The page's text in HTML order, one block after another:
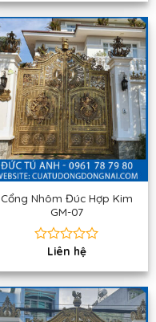
hạng
0
5
sao
Cổng Nhôm Đúc Hợp Kim
GM-07
Được
hạng
0
5
sao
Liên hệ